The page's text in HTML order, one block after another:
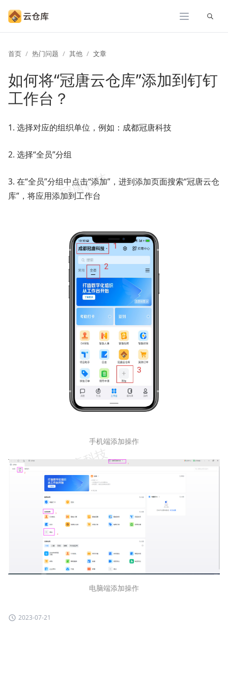
展开
首页 热门问题 其他 文章
如何将“冠唐云仓库”添加到钉钉
工作台？
1. 选择对应的组织单位，例如：成都冠唐科技
2. 选择“全员”分组
3. 在“全员”分组中点击“添加”，进到添加页面搜索“冠唐云仓
库”，将应用添加到工作台
手机端添加操作
电脑端添加操作
2023-07-21